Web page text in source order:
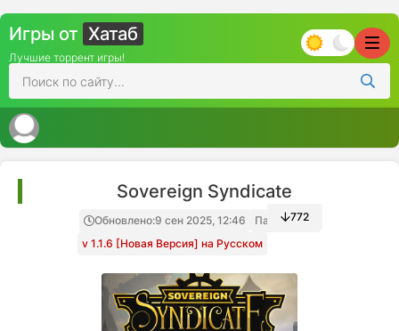
Игры от Хатаб
Лучшие торрент игры!
Sovereign Syndicate
Обновлено:9 сен 2025, 12:46
Папка игры
v 1.1.6 [Новая Версия] на Русском
772